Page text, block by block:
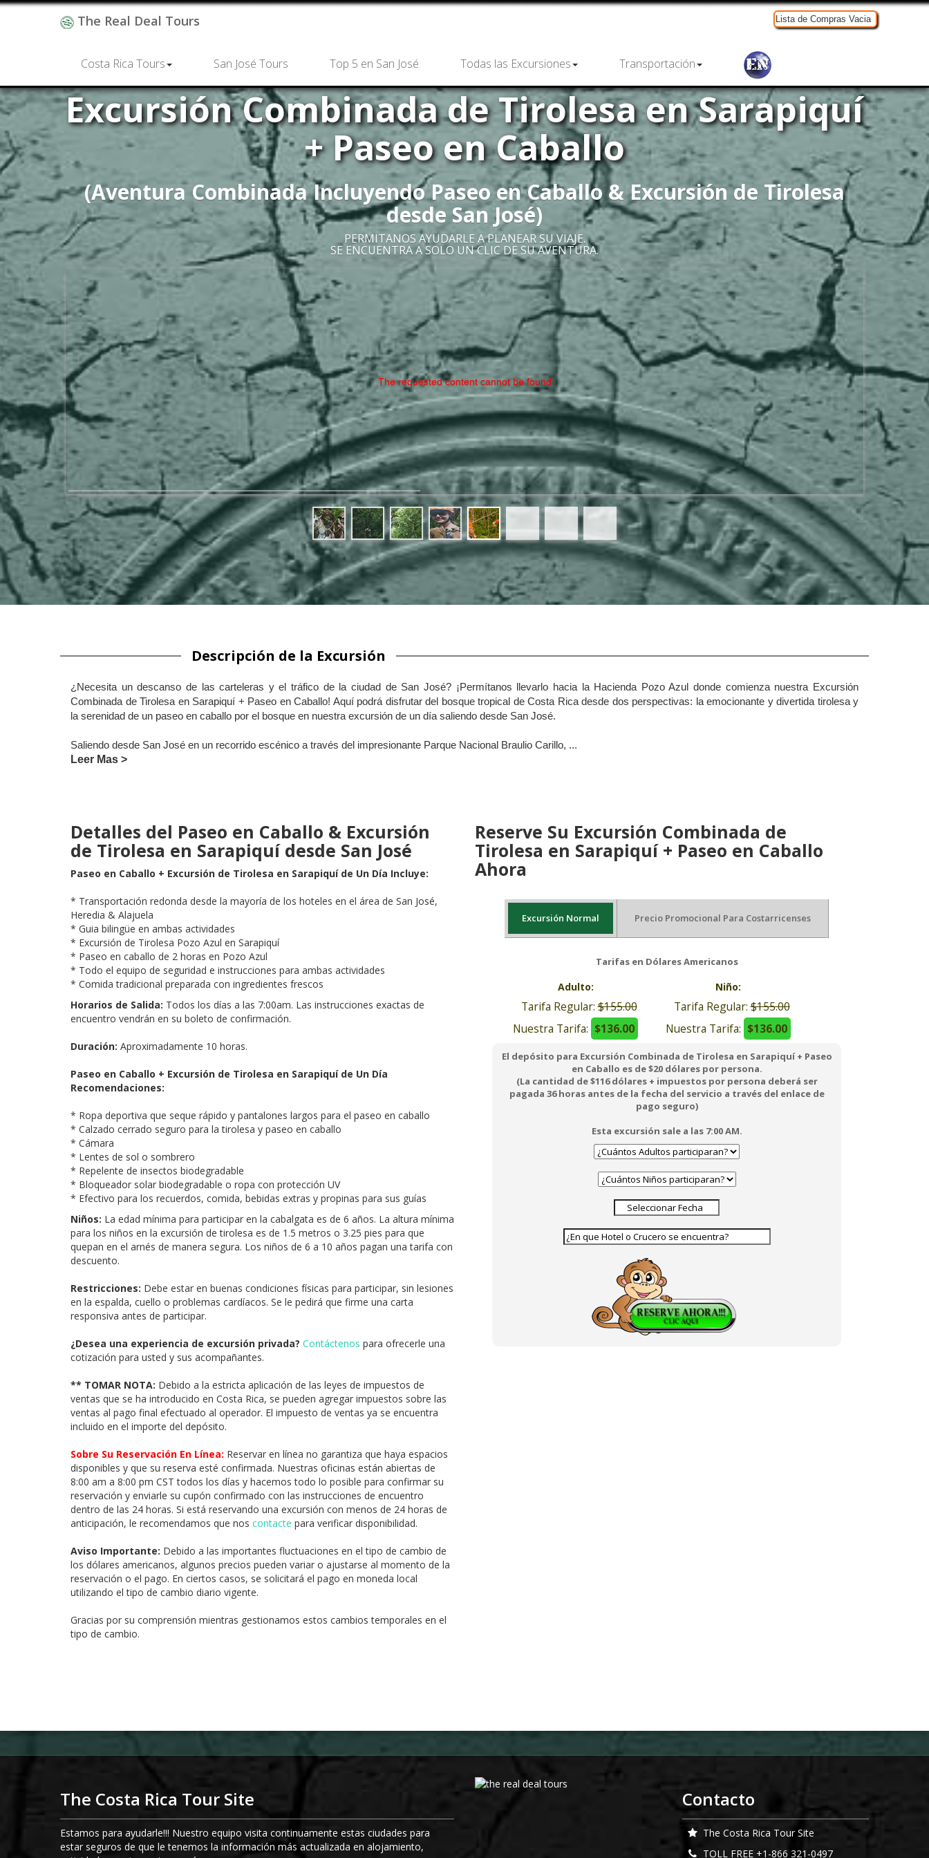
The Real Deal Tours
Costa Rica Tours San José Tours Top 5 en San José Todas las Excursiones Transportación
Lista de Compras Vacia
Excursión Combinada de Tirolesa en Sarapiquí
+ Paseo en Caballo
(Aventura Combinada Incluyendo Paseo en Caballo & Excursión de Tirolesa
desde San José)
PERMITANOS AYUDARLE A PLANEAR SU VIAJE.
SE ENCUENTRA A SOLO UN CLIC DE SU AVENTURA.
The requested content cannot be found
Descripción de la Excursión
¿Necesita un descanso de las carteleras y el tráfico de la ciudad de San José? ¡Permítanos llevarlo hacia la Hacienda Pozo Azul donde comienza nuestra Excursión
Combinada de Tirolesa en Sarapiquí + Paseo en Caballo! Aquí podrá disfrutar del bosque tropical de Costa Rica desde dos perspectivas: la emocionante y divertida tirolesa y
la serenidad de un paseo en caballo por el bosque en nuestra excursión de un día saliendo desde San José.
Saliendo desde San José en un recorrido escénico a través del impresionante Parque Nacional Braulio Carillo, ...
Leer Mas >
Detalles del Paseo en Caballo & Excursión
de Tirolesa en Sarapiquí desde San José
Paseo en Caballo + Excursión de Tirolesa en Sarapiquí de Un Día Incluye:
* Transportación redonda desde la mayoría de los hoteles en el área de San José,
Heredia & Alajuela
* Guia bilingüe en ambas actividades
* Excursión de Tirolesa Pozo Azul en Sarapiquí
* Paseo en caballo de 2 horas en Pozo Azul
* Todo el equipo de seguridad e instrucciones para ambas actividades
* Comida tradicional preparada con ingredientes frescos
Horarios de Salida: Todos los días a las 7:00am. Las instrucciones exactas de
encuentro vendrán en su boleto de confirmación.
Duración: Aproximadamente 10 horas.
Paseo en Caballo + Excursión de Tirolesa en Sarapiquí de Un Día
Recomendaciones:
* Ropa deportiva que seque rápido y pantalones largos para el paseo en caballo
* Calzado cerrado seguro para la tirolesa y paseo en caballo
* Cámara
* Lentes de sol o sombrero
* Repelente de insectos biodegradable
* Bloqueador solar biodegradable o ropa con protección UV
* Efectivo para los recuerdos, comida, bebidas extras y propinas para sus guías
Niños: La edad mínima para participar en la cabalgata es de 6 años. La altura mínima
para los niños en la excursión de tirolesa es de 1.5 metros o 3.25 pies para que
quepan en el arnés de manera segura. Los niños de 6 a 10 años pagan una tarifa con
descuento.
Restricciones: Debe estar en buenas condiciones físicas para participar, sin lesiones
en la espalda, cuello o problemas cardíacos. Se le pedirá que firme una carta
responsiva antes de participar.
¿Desea una experiencia de excursión privada? Contáctenos para ofrecerle una
cotización para usted y sus acompañantes.
** TOMAR NOTA: Debido a la estricta aplicación de las leyes de impuestos de
ventas que se ha introducido en Costa Rica, se pueden agregar impuestos sobre las
ventas al pago final efectuado al operador. El impuesto de ventas ya se encuentra
incluido en el importe del depósito.
Sobre Su Reservación En Línea: Reservar en línea no garantiza que haya espacios
disponibles y que su reserva esté confirmada. Nuestras oficinas están abiertas de
8:00 am a 8:00 pm CST todos los días y hacemos todo lo posible para confirmar su
reservación y enviarle su cupón confirmado con las instrucciones de encuentro
dentro de las 24 horas. Si está reservando una excursión con menos de 24 horas de
anticipación, le recomendamos que nos contacte para verificar disponibilidad.
Aviso Importante: Debido a las importantes fluctuaciones en el tipo de cambio de
los dólares americanos, algunos precios pueden variar o ajustarse al momento de la
reservación o el pago. En ciertos casos, se solicitará el pago en moneda local
utilizando el tipo de cambio diario vigente.
Gracias por su comprensión mientras gestionamos estos cambios temporales en el
tipo de cambio.
Reserve Su Excursión Combinada de
Tirolesa en Sarapiquí + Paseo en Caballo
Ahora
Excursión Normal Precio Promocional Para Costarricenses
Tarifas en Dólares Americanos
Adulto:
Tarifa Regular:$155.00
Nuestra Tarifa: $136.00
Niño:
Tarifa Regular:$155.00
Nuestra Tarifa: $136.00
El depósito para Excursión Combinada de Tirolesa en Sarapiquí + Paseo
en Caballo es de $20 dólares por persona.
(La cantidad de $116 dólares + impuestos por persona deberá ser
pagada 36 horas antes de la fecha del servicio a través del enlace de
pago seguro)
Esta excursión sale a las 7:00 AM.
$141.00
$128.00
El depósito para Excursión Combinada de Tirolesa en Sarapiquí + Paseo
The Costa Rica Tour Site
Estamos para ayudarle!!! Nuestro equipo visita continuamente estas ciudades para
estar seguros de que le tenemos la información más actualizada en alojamiento,
Contacto
The Costa Rica Tour Site
TOLL FREE +1-866 321-0497